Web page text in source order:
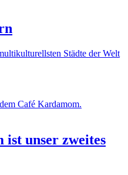
Städte der Welt
ist unser zweites